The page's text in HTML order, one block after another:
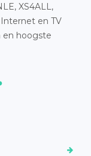
XS4ALL,
en TV
en hoogste